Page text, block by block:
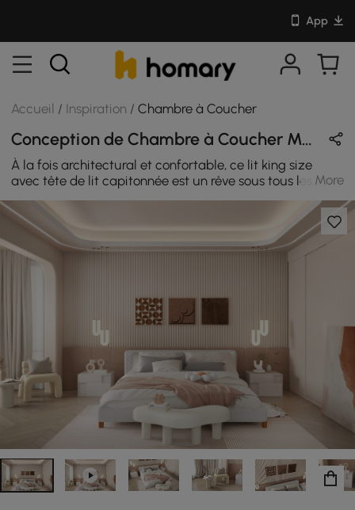
App
Accueil / Inspiration /Chambre à Coucher
Conception de Chambre à Coucher Moderne en Blanc & Rose avec En Bois
À la fois architectural et confortable, ce lit king size
avec tête de lit capitonnée est un rêve sous tous les
angles. S'inscrivant dans un style de construction
robuste associé à une texture sophistiquée, la
combinaison de matériaux de haute qualité et d'une
tête de lit semblable à un nuage confère au design
moderne et frais. Ce lit ajoutera une touche de chaleur
et de grâce à votre chambre à coucher.
More